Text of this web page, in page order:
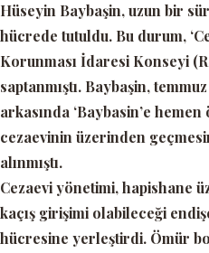
Hüseyin Baybaşin, uzun bir
hücrede tutuldu. Bu durum,
Korunması İdaresi Konseyi
saptanmıştı. Baybaşin,
arkasında ‘Baybasin’e
cezaevinin üzerinden
alınmıştı.
Cezaevi yönetimi, hapishane
kaçış girişimi olabileceği
hücresine yerleştirdi. Ömür